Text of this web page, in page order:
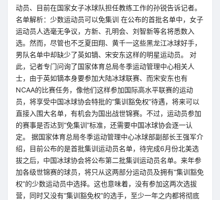
动员、目前在国家女子冰球队担任教练工作的孙锐告诉记者。
名单解析：少数运动员可以免集训 在公布的首批名单中，女子
运动员人选毫无争议，方新、孔明会、刘智新等名将悉数入
选。然而，尽管也不乏夏田翔、黄千一这些黑龙江冰球好手，
男队名单中却缺少了英如镝、宋安东这样的明星运动员。 对
此，记者专门问询了国家体育总局冬季运动管理中心相关人
士，由于英如镝本身要参加大陆冰球联赛、而宋安东也有
NCAA的比赛任务，像他们这样参加国际高水平联赛的运动
员，将享受中国冰球协会特批的“集训豁免权”待遇，将来可以
直接入围大名单，有机会为国出战世锦赛。不过，运动员参加
的赛事是否达到“免集训”标准，还需要中国冰球协会逐一认
定。 据国家体育总局冬季运动管理中心冰球部副部长王强军介
绍，目前公布的是首批集训运动员名单，待完成6月份北美选
拔之后，中国冰球协会将公布第二批集训运动员名单。来年参
加各级世锦赛的球员，将只从这两部分运动员及拥有“集训豁免
权”的少数运动员中选择。这也意味着，没有参加这两次选拔
营，同时又没有“集训豁免权”的选手，至少一年之内都将彻底